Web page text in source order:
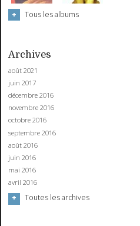
Tous les albums
Archives
août 2021
juin 2017
décembre 2016
novembre 2016
octobre 2016
septembre 2016
août 2016
juin 2016
mai 2016
avril 2016
Toutes les archives